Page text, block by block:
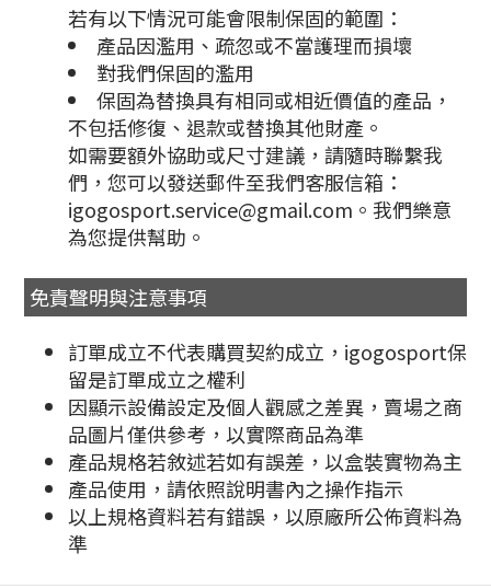
若有以下情況可能會限制保固的範圍：
產品因濫用、疏忽或不當護理而損壞
對我們保固的濫用
保固為替換具有相同或相近價值的產品，
不包括修復、退款或替換其他財產。
如需要額外協助或尺寸建議，請隨時聯繫我
們，您可以發送郵件至我們客服信箱：
igogosport.service@gmail.com。我們樂意
為您提供幫助。
免責聲明與注意事項
訂單成立不代表購買契約成立，igogosport保
留是訂單成立之權利
因顯示設備設定及個人觀感之差異，賣場之商
品圖片僅供參考，以實際商品為準
產品規格若敘述若如有誤差，以盒裝實物為主
產品使用，請依照說明書內之操作指示
以上規格資料若有錯誤，以原廠所公佈資料為
準